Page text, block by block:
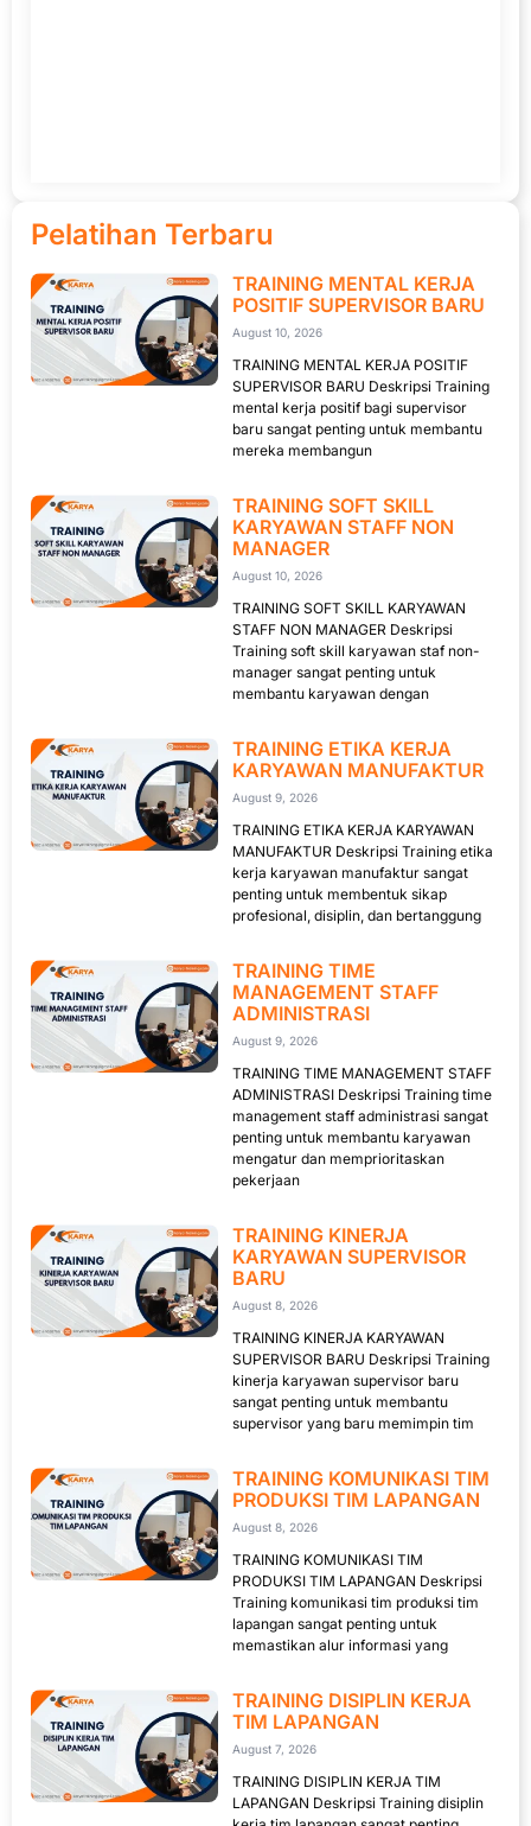
Pelatihan Terbaru
TRAINING MENTAL KERJA
POSITIF SUPERVISOR BARU
August 10, 2026
TRAINING MENTAL KERJA POSITIF
SUPERVISOR BARU Deskripsi Training
mental kerja positif bagi supervisor
baru sangat penting untuk membantu
mereka membangun
TRAINING SOFT SKILL
KARYAWAN STAFF NON
MANAGER
August 10, 2026
TRAINING SOFT SKILL KARYAWAN
STAFF NON MANAGER Deskripsi
Training soft skill karyawan staf non-
manager sangat penting untuk
membantu karyawan dengan
TRAINING ETIKA KERJA
KARYAWAN MANUFAKTUR
August 9, 2026
TRAINING ETIKA KERJA KARYAWAN
MANUFAKTUR Deskripsi Training etika
kerja karyawan manufaktur sangat
penting untuk membentuk sikap
profesional, disiplin, dan bertanggung
TRAINING TIME
MANAGEMENT STAFF
ADMINISTRASI
August 9, 2026
TRAINING TIME MANAGEMENT STAFF
ADMINISTRASI Deskripsi Training time
management staff administrasi sangat
penting untuk membantu karyawan
mengatur dan memprioritaskan
pekerjaan
TRAINING KINERJA
KARYAWAN SUPERVISOR
BARU
August 8, 2026
TRAINING KINERJA KARYAWAN
SUPERVISOR BARU Deskripsi Training
kinerja karyawan supervisor baru
sangat penting untuk membantu
supervisor yang baru memimpin tim
TRAINING KOMUNIKASI TIM
PRODUKSI TIM LAPANGAN
August 8, 2026
TRAINING KOMUNIKASI TIM
PRODUKSI TIM LAPANGAN Deskripsi
Training komunikasi tim produksi tim
lapangan sangat penting untuk
memastikan alur informasi yang
TRAINING DISIPLIN KERJA
TIM LAPANGAN
August 7, 2026
TRAINING DISIPLIN KERJA TIM
LAPANGAN Deskripsi Training disiplin